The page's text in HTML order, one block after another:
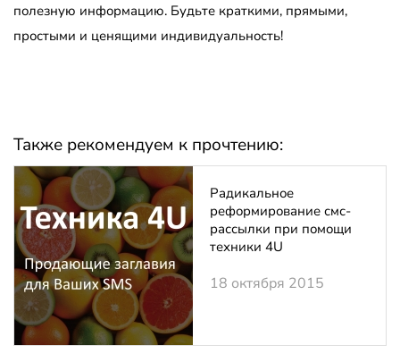
полезную информацию. Будьте краткими, прямыми,
простыми и ценящими индивидуальность!
Также рекомендуем к прочтению:
Радикальное
реформирование смс-
рассылки при помощи
техники 4U
18 октября 2015